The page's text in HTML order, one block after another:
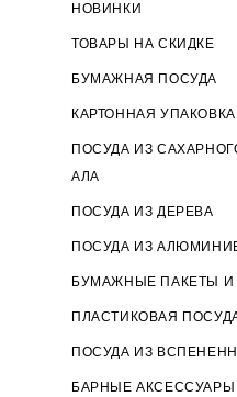
НОВИНКИ
ТОВАРЫ НА СКИДКЕ
БУМАЖНАЯ ПОСУДА
КАРТОННАЯ УПАКОВКА
ПОСУДА ИЗ
АЛА
ПОСУДА ИЗ ДЕРЕВА
ПОСУДА ИЗ
БУМАЖНЫЕ ПАКЕТЫ И
ПЛАСТИКОВАЯ
ПОСУДА ИЗ
БАРНЫЕ АКСЕССУАРЫ